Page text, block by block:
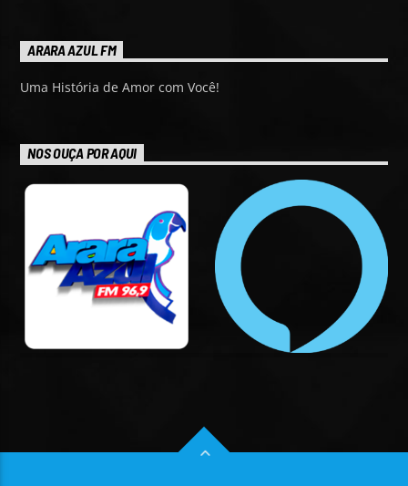
ARARA AZUL FM
Uma História de Amor com Você!
NOS OUÇA POR AQUI